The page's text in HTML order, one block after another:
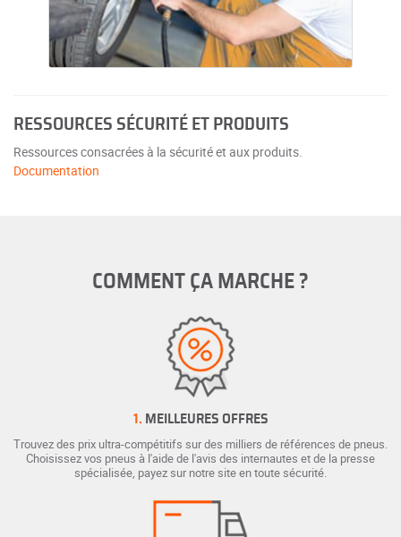
RESSOURCES SÉCURITÉ ET PRODUITS
Ressources consacrées à la sécurité et aux produits.
Documentation
COMMENT ÇA MARCHE ?
1. MEILLEURES OFFRES
Trouvez des prix ultra-compétitifs sur des milliers de références de pneus.
Choisissez vos pneus à l'aide de l'avis des internautes et de la presse
spécialisée, payez sur notre site en toute sécurité.